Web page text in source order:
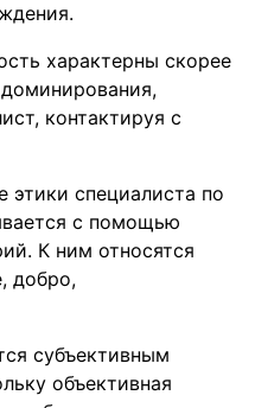
характерны скорее
контактируя с
этики специалиста по
с помощью
К ним относятся
добро,
субъективным
объективная